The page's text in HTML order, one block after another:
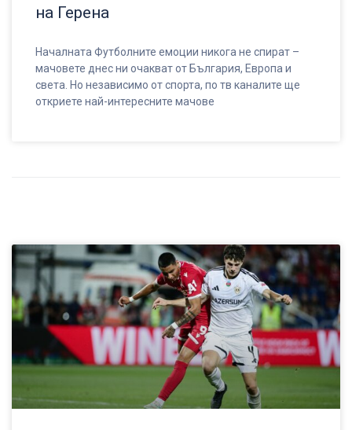
на Герена
Началната Футболните емоции никога не спират –
мачовете днес ни очакват от България, Европа и
света. Но независимо от спорта, по тв каналите ще
откриете най-интересните мачове